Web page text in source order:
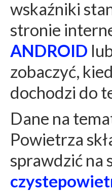
wskaźniki
stronie
ANDROID
zobaczyć,
dochodzi do
Dane na
Powietrza
sprawdzić na